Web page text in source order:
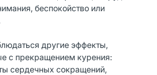
беспокойство или
другие эффекты,
с прекращением курения:
сердечных сокращений,